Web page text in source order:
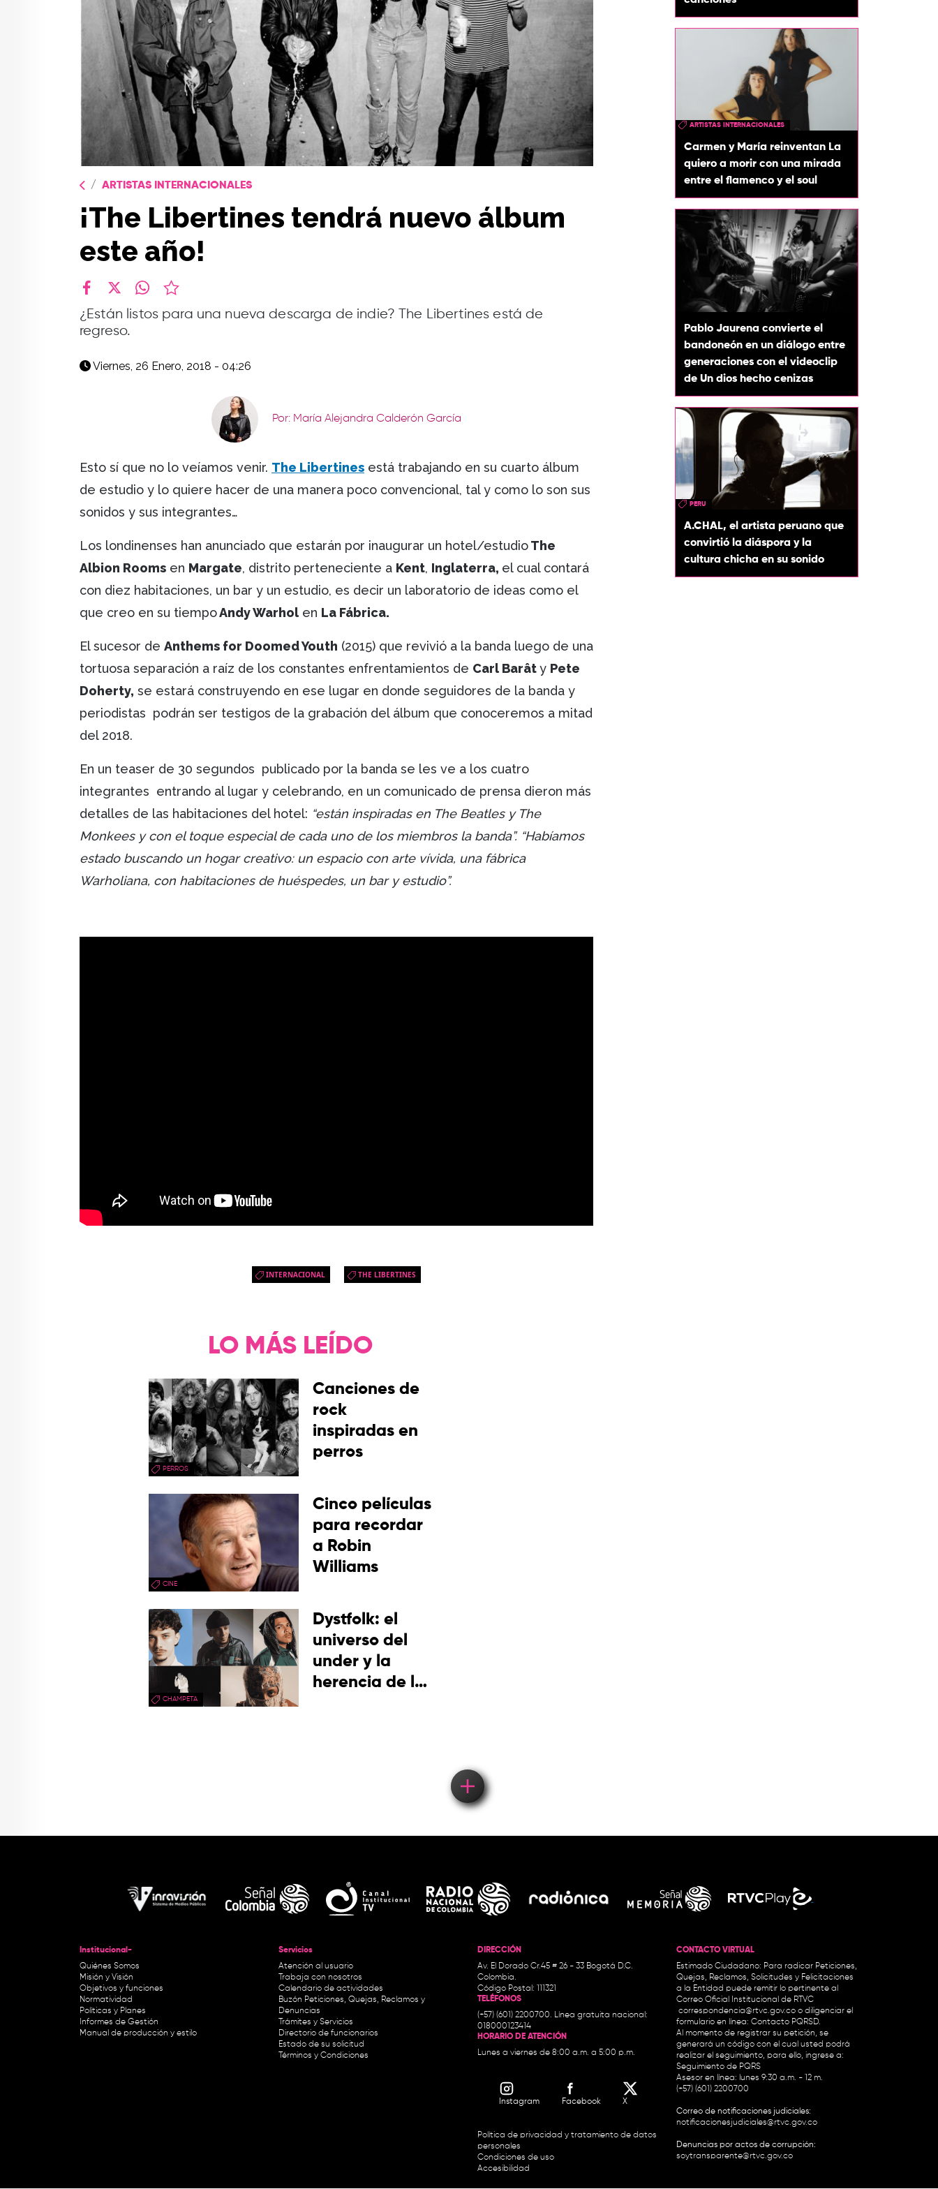
ARTISTAS INTERNACIONALES
¡The Libertines tendrá nuevo álbum
este año!
¿Están listos para una nueva descarga de indie? The Libertines está de
regreso.
Viernes, 26 Enero, 2018 - 04:26
Por: María Alejandra Calderón García
Esto sí que no lo veíamos venir. The Libertines está trabajando en su cuarto álbum
de estudio y lo quiere hacer de una manera poco convencional, tal y como lo son sus
sonidos y sus integrantes…
Los londinenses han anunciado que estarán por inaugurar un hotel/estudioThe
Albion Rooms en Margate, distrito perteneciente a Kent, Inglaterra, el cual contará
con diez habitaciones, un bar y un estudio, es decir un laboratorio de ideas como el
que creo en su tiempoAndy Warhol en La Fábrica.
El sucesor de Anthems for Doomed Youth (2015) que revivió a la banda luego de una
tortuosa separación a raíz de los constantes enfrentamientos de Carl Barâty Pete
Doherty, se estará construyendo en ese lugar en donde seguidores de la banda y
periodistas podrán ser testigos de la grabación del álbum que conoceremos a mitad
del 2018.
En un teaser de 30 segundos publicado por la banda se les ve a los cuatro
integrantes entrando al lugar y celebrando, en un comunicado de prensa dieron más
detalles de las habitaciones del hotel: “están inspiradas en The Beatles y The
Monkees y con el toque especial de cada uno de los miembros la banda”. “Habíamos
estado buscando un hogar creativo: un espacio con arte vívida, una fábrica
Warholiana, con habitaciones de huéspedes, un bar y estudio”.
INTERNACIONAL THE LIBERTINES
ARTISTAS INTERNACIONALES
Carmen y María reinventan La
quiero a morir con una mirada
entre el flamenco y el soul
Pablo Jaurena convierte el
bandoneón en un diálogo entre
generaciones con el videoclip
de Un dios hecho cenizas
PERU
A.CHAL, el artista peruano que
convirtió la diáspora y la
cultura chicha en su sonido
LO MÁS LEÍDO
PERROS
Canciones de
rock
inspiradas en
perros
CINE
Cinco películas
para recordar
a Robin
Williams
CHAMPETA
Dystfolk: el
universo del
under y la
herencia de la
Institucional-
Quiénes Somos
Misión y Visión
Objetivos y funciones
Normatividad
Políticas y Planes
Informes de Gestión
Manual de producción y estilo
Servicios
Atención al usuario
Trabaja con nosotros
Calendario de actividades
Buzón Peticiones, Quejas, Reclamos y
Denuncias
Trámites y Servicios
Directorio de funcionarios
Estado de su solicitud
Términos y Condiciones
DIRECCIÓN
Av. El Dorado Cr.45 # 26 - 33 Bogotá D.C.
Colombia.
Código Postal: 111321
TELÉFONOS
(+57) (601) 2200700. Línea gratuita nacional:
018000123414
HORARIO DE ATENCIÓN
Lunes a viernes de 8:00 a.m. a 5:00 p.m.
Instagram Facebook X
Política de privacidad y tratamiento de datos
personales
Condiciones de uso
Accesibilidad
CONTACTO VIRTUAL
Estimado Ciudadano: Para radicar Peticiones,
Quejas, Reclamos, Solicitudes y Felicitaciones
a la Entidad puede remitir lo pertinente al
Correo Oficial Institucional de RTVC
correspondencia@rtvc.gov.co o diligenciar el
formulario en línea: Contacto PQRSD.
Al momento de registrar su petición, se
generará un código con el cual usted podrá
realizar el seguimiento, para ello, ingrese a:
Seguimiento de PQRS
Asesor en línea: lunes 9:30 a.m. - 12 m.
(+57) (601) 2200700
Correo de notificaciones judiciales:
notificacionesjudiciales@rtvc.gov.co
Denuncias por actos de corrupción:
soytransparente@rtvc.gov.co